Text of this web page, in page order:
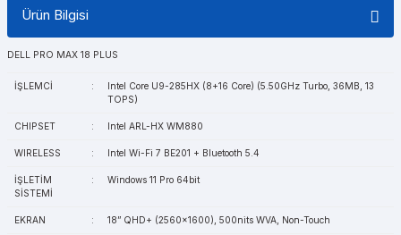
Ürün Bilgisi
DELL PRO MAX 18 PLUS
İŞLEMCİ :
Intel Core U9-285HX (8+16 Core) (5.50GHz Turbo, 36MB, 13
TOPS)
CHIPSET : Intel ARL-HX WM880
WIRELESS : Intel Wi-Fi 7 BE201 + Bluetooth 5.4
İŞLETİM
SİSTEMİ
: Windows 11 Pro 64bit
EKRAN : 18” QHD+ (2560x1600), 500nits WVA, Non-Touch